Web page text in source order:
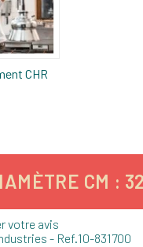
CHR
CM :
votre avis
- Ref.10-831700